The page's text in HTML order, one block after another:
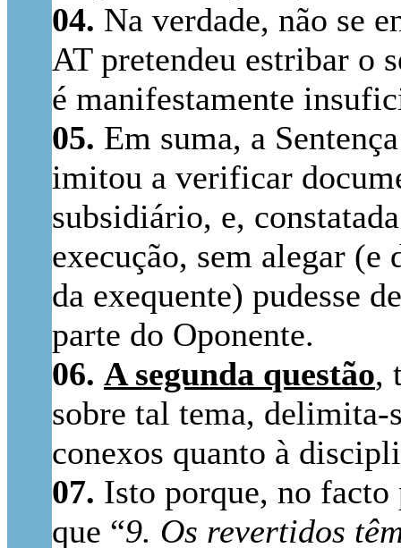
04. Na verdade, não se
AT pretendeu estribar o
é manifestamente
05. Em suma, a
imitou a verificar
subsidiário, e,
execução, sem alegar
da exequente) pudesse
parte do Oponente.
06. A segunda questão,
sobre tal tema, delimita-
conexos quanto à
07. Isto porque, no facto
que “9. Os revertidos